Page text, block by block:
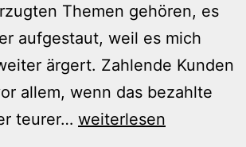
Themen gehören, es
aufgestaut, weil es mich
ärgert. Zahlende Kunden
allem, wenn das bezahlte
teurer… Die
weiterlesen